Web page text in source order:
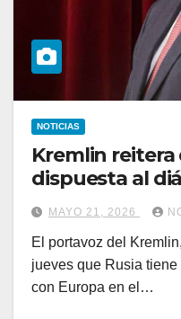
NOTICIAS
Kremlin reitera
dispuesta al
MAYO 21, 2026
El portavoz del
jueves que Rusia
con Europa en el…